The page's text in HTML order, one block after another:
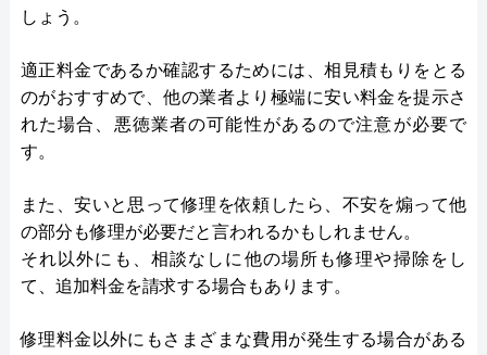
しょう。
適正料金であるか確認するためには、相見積もりをとる
のがおすすめで、他の業者より極端に安い料金を提示さ
れた場合、悪徳業者の可能性があるので注意が必要で
す。
また、安いと思って修理を依頼したら、不安を煽って他
の部分も修理が必要だと言われるかもしれません。
それ以外にも、相談なしに他の場所も修理や掃除をし
て、追加料金を請求する場合もあります。
修理料金以外にもさまざまな費用が発生する場合がある